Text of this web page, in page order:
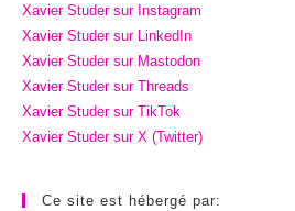
Xavier Studer sur Instagram
Xavier Studer sur LinkedIn
Xavier Studer sur Mastodon
Xavier Studer sur Threads
Xavier Studer sur TikTok
Xavier Studer sur X (Twitter)
Ce site est hébergé par: